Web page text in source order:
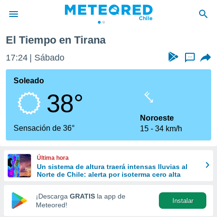
de
por
que se
calidad.
a este
las
y
forma
digital
basada
El Tiempo en Tirana
17:24 Sábado ...
Soleado
38°
Sensación de 36°
Noroeste
15
34 km/h
Última hora
Un sistema de altura traerá intensas lluvias al
Norte de Chile: alerta por isoterma cero alta
¡Descarga GRATIS la app de
Meteored!
Instalar